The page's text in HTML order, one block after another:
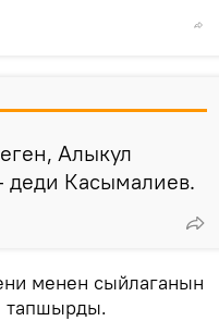
Алыкул
деди Касымалиев.
менен сыйлаганын
тапшырды.